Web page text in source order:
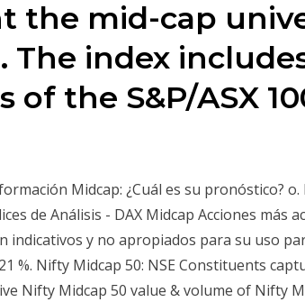
the mid-cap
The index
of the S&P/ASX
Midcap: ¿Cuál es su pronóstico?
de Análisis - DAX Midcap Acciones más
indicativos y no apropiados para su uso
%. Nifty Midcap 50: NSE Constituents
Nifty Midcap 50 value & volume of Nifty